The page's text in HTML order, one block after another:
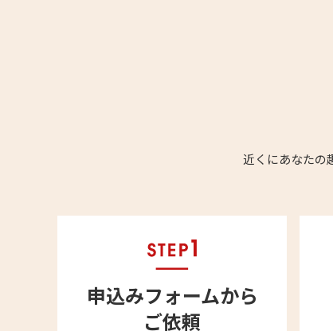
近くにあなたの
申込みフォームから
ご依頼